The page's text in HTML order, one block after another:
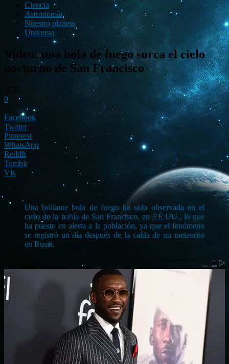
Ciencia
Astronomía
Nuestro planeta
Universo
Video: una bola de fuego surca el cielo
nocturno de San Francisco
0
Facebook
Twitter
Pinterest
WhatsApp
ReddIt
Tumblr
VK
Una brillante bola de fuego ha sido observada en el
cielo de la bahía de San Francisco, en EE.UU., lo que
ha puesto en alerta a la población, ya que el fenómeno
se registró un día después de la caída de un meteorito
en Rusia.